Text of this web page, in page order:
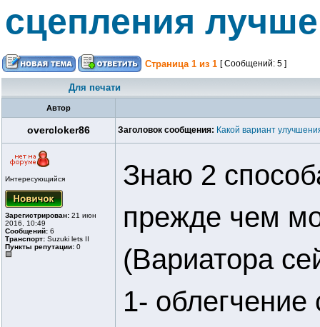
сцепления лучше
Страница 1 из 1 [ Сообщений: 5 ]
Для печати
Автор
overcloker86 Заголовок сообщения: Какой вариант
Интересующийся
Зарегистрирован: 21 июн
2016, 10:49
Сообщений: 6
Транспорт: Suzuki lets II
Пункты репутации: 0
Знаю 2
прежде чем
(Вариатора
1-